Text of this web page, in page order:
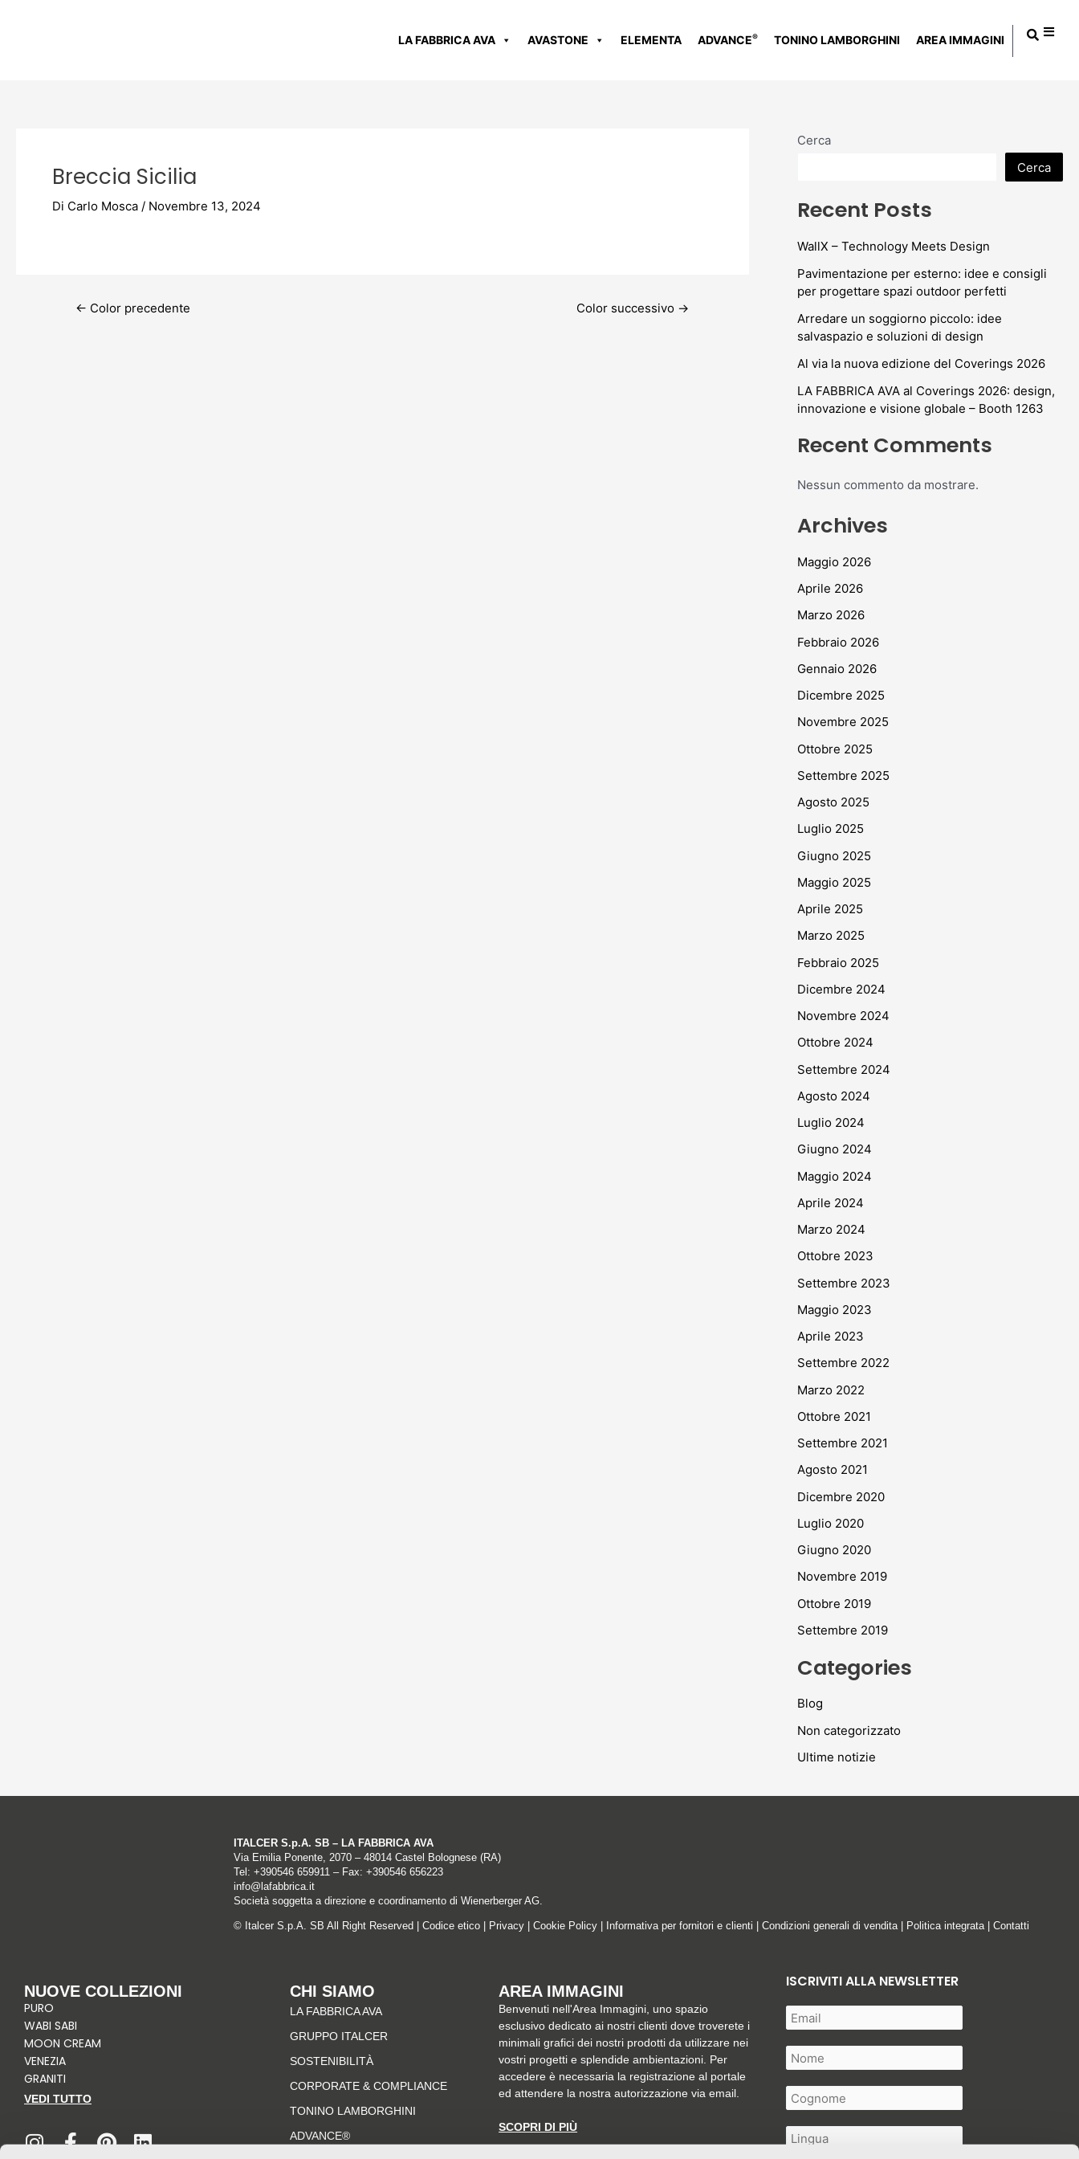
LA FABBRICA AVA AVASTONE ELEMENTA ADVANCE® TONINO LAMBORGHINI AREA IMMAGINI
Breccia Sicilia
Di Carlo Mosca / Novembre 13, 2024
← Color precedente Color successivo →
Cerca
Cerca
Recent Posts
WallX – Technology Meets Design
Pavimentazione per esterno: idee e consigli
per progettare spazi outdoor perfetti
Arredare un soggiorno piccolo: idee
salvaspazio e soluzioni di design
Al via la nuova edizione del Coverings 2026
LA FABBRICA AVA al Coverings 2026: design,
innovazione e visione globale – Booth 1263
Recent Comments
Nessun commento da mostrare.
Archives
Maggio 2026
Aprile 2026
Marzo 2026
Febbraio 2026
Gennaio 2026
Dicembre 2025
Novembre 2025
Ottobre 2025
Settembre 2025
Agosto 2025
Luglio 2025
Giugno 2025
Maggio 2025
Aprile 2025
Marzo 2025
Febbraio 2025
Dicembre 2024
Novembre 2024
Ottobre 2024
Settembre 2024
Agosto 2024
Luglio 2024
Giugno 2024
Maggio 2024
Aprile 2024
Marzo 2024
Ottobre 2023
Settembre 2023
Maggio 2023
Aprile 2023
Settembre 2022
Marzo 2022
Ottobre 2021
Settembre 2021
Agosto 2021
Dicembre 2020
Luglio 2020
Giugno 2020
Novembre 2019
Ottobre 2019
Settembre 2019
Categories
Blog
Non categorizzato
Ultime notizie
ITALCER S.p.A. SB – LA FABBRICA AVA
Via Emilia Ponente, 2070 – 48014 Castel Bolognese (RA)
Tel: +390546 659911– Fax: +390546 656223
info@lafabbrica.it
Società soggetta a direzione e coordinamento di Wienerberger AG.
© Italcer S.p.A. SB All Right Reserved | Codice etico| Privacy| Cookie Policy| Informativa per fornitori e clienti Condizioni generali di vendita| Politica integrata| Contatti
NUOVE COLLEZIONI
PURO
WABI SABI
MOON CREAM
VENEZIA
GRANITI
VEDI TUTTO
n
a
i
i
CHI SIAMO
LA FABBRICA AVA
GRUPPO ITALCER
SOSTENIBILITÀ
CORPORATE & COMPLIANCE
TONINO LAMBORGHINI
ADVANCE®
AREA IMMAGINI
Benvenuti nell'Area Immagini, uno spazio
esclusivo dedicato ai nostri clienti dove troverete i
minimali grafici dei nostri prodotti da utilizzare nei
vostri progetti e splendide ambientazioni. Per
accedere è necessaria la registrazione al portale
ed attendere la nostra autorizzazione via email.
SCOPRI DI PIÙ
ISCRIVITI ALLA NEWSLETTER